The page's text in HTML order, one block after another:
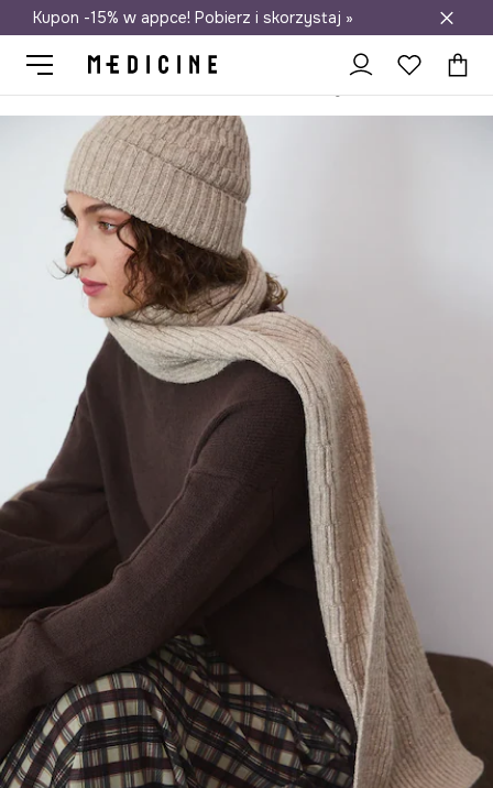
Darmowa dostawa do salonów
Kupon -15% w appce! Pobierz i skorzystaj »